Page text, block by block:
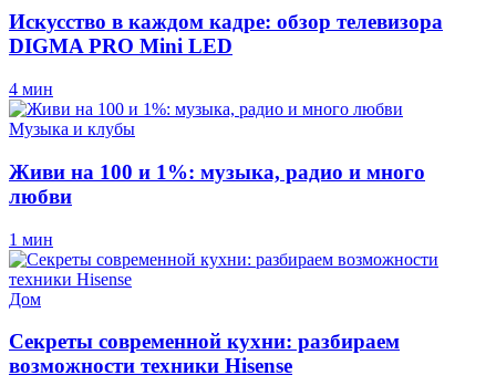
Искусство в каждом кадре: обзор телевизора
DIGMA PRO Mini LED
4 мин
Музыка и клубы
Живи на 100 и 1%: музыка, радио и много
любви
1 мин
Дом
Секреты современной кухни: разбираем
возможности техники Hisense